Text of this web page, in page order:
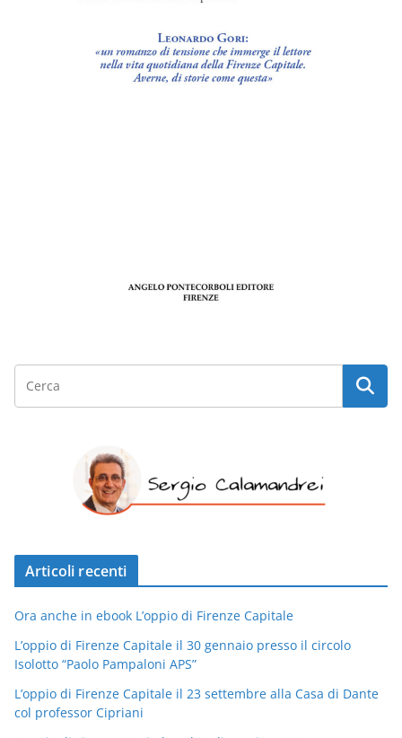
Articoli recenti
Ora anche in ebook L’oppio di Firenze Capitale
L’oppio di Firenze Capitale il 30 gennaio presso il circolo
Isolotto “Paolo Pampaloni APS”
L’oppio di Firenze Capitale il 23 settembre alla Casa di Dante
col professor Cipriani